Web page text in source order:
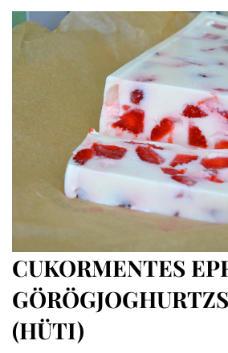
torta
CUKORMENTES
(HÜTI)